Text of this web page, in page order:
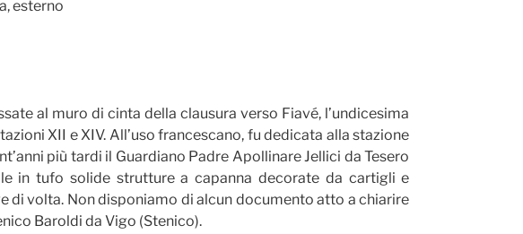
esterno
al muro di cinta della clausura verso Fiavé, l’undicesima
XII e XIV. All’uso francescano, fu dedicata alla stazione
più tardi il Guardiano Padre Apollinare Jellici da Tesero
in tufo solide strutture a capanna decorate da cartigli e
di volta. Non disponiamo di alcun documento atto a chiarire
Baroldi da Vigo (Stenico).